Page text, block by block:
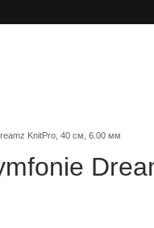
KnitPro, 40 см, 6.00 мм